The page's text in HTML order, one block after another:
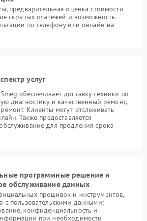
предварительная оценка стоимости
скрытых платежей и возможность
по телефону или онлайн на
услуг
обеспечивает доставку техники по
диагностику и качественный ремонт,
Клиенты могут отслеживать
Также предоставляется
для продления срока
программные решение и
обслуживание данных
прошивок и инструментов,
с пользовательскими данными:
конфиденциальность и
при необходимости